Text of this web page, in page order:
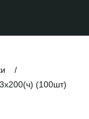
(100шт)